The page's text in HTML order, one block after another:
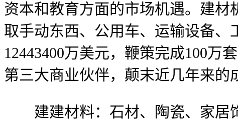
资本和教育方面的市场机遇。建
取手动东西、公用车、运输设备、
12443400万美元，鞭策完成100万
第三大商业伙伴，颠末近几年来的
建建材料：石材、陶瓷、家居